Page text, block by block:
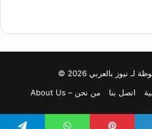
نيوز بالعربي 2026 ©
اتصل بنا من نحن – About Us